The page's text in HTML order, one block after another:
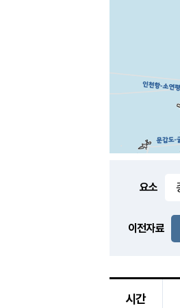
-
요소
이전자료
시간